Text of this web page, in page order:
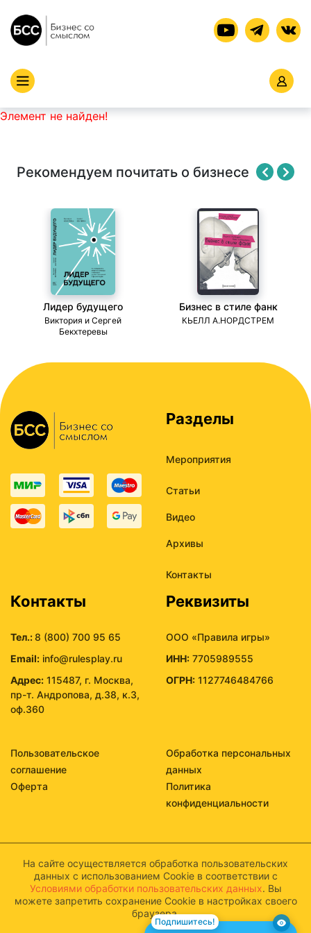
Элемент не найден!
Рекомендуем почитать о бизнесе
Лидер будущего
Виктория и Сергей
Бекхтеревы
Бизнес в стиле фанк
КЬЕЛЛ А.НОРДСТРЕМ
Разделы
Мероприятия
Статьи
Видео
Архивы
Контакты
Контакты
Тел.:8 (800) 700 95 65
Email: info@rulesplay.ru
Адрес: 115487, г. Москва,
пр-т. Андропова, д.38, к.3,
оф.360
Реквизиты
ООО «Правила игры»
ИНН: 7705989555
ОГРН: 1127746484766
Пользовательское
соглашение
Обработка персональных
данных
Оферта
Политика
конфиденциальности
На сайте осуществляется обработка пользовательских
данных с использованием Cookie в соответствии с
Условиями обработки пользовательских данных. Вы
можете запретить сохранение Cookie в настройках своего
браузера.
Подпишитесь!